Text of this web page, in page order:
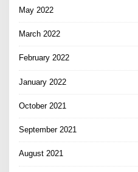
May 2022
March 2022
February 2022
January 2022
October 2021
September 2021
August 2021